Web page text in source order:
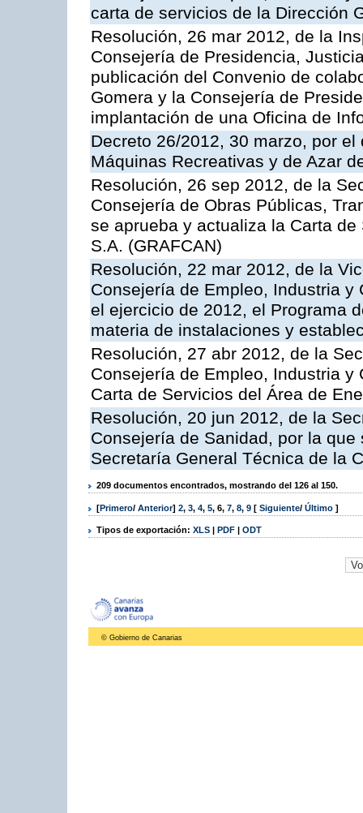
carta de servicios de la Dirección
Resolución, 26 mar 2012, de la
Consejería de Presidencia,
publicación del Convenio de
Gomera y la Consejería de
implantación de una Oficina de
Decreto 26/2012, 30 marzo, por
Máquinas Recreativas y de Azar
Resolución, 26 sep 2012, de la
Consejería de Obras Públicas,
se aprueba y actualiza la Carta
S.A. (GRAFCAN)
Resolución, 22 mar 2012, de la
Consejería de Empleo, Industria
el ejercicio de 2012, el Programa
materia de instalaciones y
Resolución, 27 abr 2012, de la
Consejería de Empleo, Industria
Carta de Servicios del Área de
Resolución, 20 jun 2012, de la
Consejería de Sanidad, por la
Secretaría General Técnica de la
209 documentos encontrados, mostrando del 126 al 150.
[Primero/ Anterior] 2, 3, 4, 5, 6, 7, 8, 9 [ Siguiente/ Último ]
Tipos de exportación: XLS | PDF | ODT
© Gobierno de Canarias